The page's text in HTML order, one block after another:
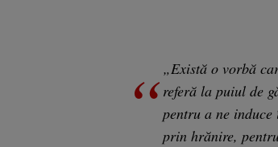
„Există o vorbă
referă la puiul de
pentru a ne
prin hrănire,